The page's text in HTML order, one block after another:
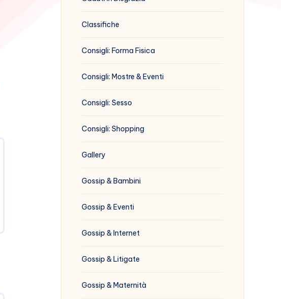
Classifiche
Consigli: Forma Fisica
Consigli: Mostre & Eventi
Consigli: Sesso
Consigli: Shopping
Gallery
Gossip & Bambini
Gossip & Eventi
Gossip & Internet
Gossip & Litigate
Gossip & Maternità